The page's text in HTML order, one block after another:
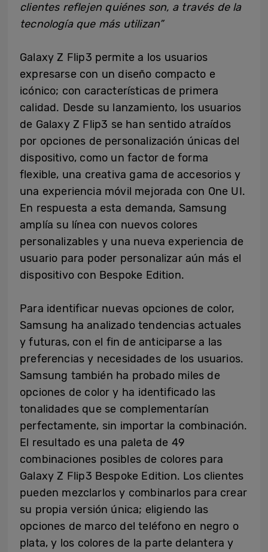
clientes reflejen quiénes son, a través de la
tecnología que más utilizan”
Galaxy Z Flip3 permite a los usuarios
expresarse con un diseño compacto e
icónico; con características de primera
calidad. Desde su lanzamiento, los usuarios
de Galaxy Z Flip3 se han sentido atraídos
por opciones de personalización únicas del
dispositivo, como un factor de forma
flexible, una creativa gama de accesorios y
una experiencia móvil mejorada con One UI.
En respuesta a esta demanda, Samsung
amplía su línea con nuevos colores
personalizables y una nueva experiencia de
usuario para poder personalizar aún más el
dispositivo con Bespoke Edition.
Para identificar nuevas opciones de color,
Samsung ha analizado tendencias actuales
y futuras, con el fin de anticiparse a las
preferencias y necesidades de los usuarios.
Samsung también ha probado miles de
opciones de color y ha identificado las
tonalidades que se complementarían
perfectamente, sin importar la combinación.
El resultado es una paleta de 49
combinaciones posibles de colores para
Galaxy Z Flip3 Bespoke Edition. Los clientes
pueden mezclarlos y combinarlos para crear
su propia versión única; eligiendo las
opciones de marco del teléfono en negro o
plata, y los colores de la parte delantera y